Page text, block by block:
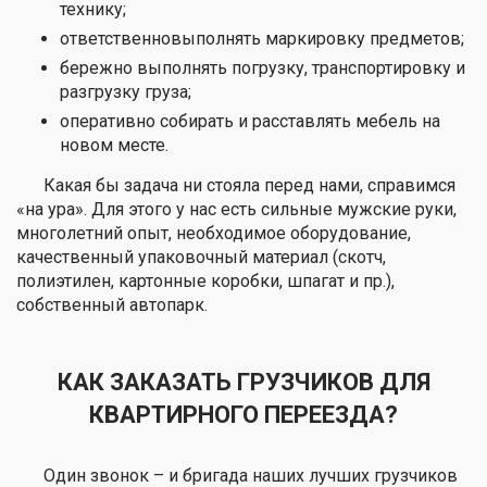
технику;
ответственновыполнять маркировку предметов;
бережно выполнять погрузку, транспортировку и
разгрузку груза;
оперативно собирать и расставлять мебель на
новом месте.
Какая бы задача ни стояла перед нами, справимся
«на ура». Для этого у нас есть сильные мужские руки,
многолетний опыт, необходимое оборудование,
качественный упаковочный материал (скотч,
полиэтилен, картонные коробки, шпагат и пр.),
собственный автопарк.
КАК ЗАКАЗАТЬ ГРУЗЧИКОВ ДЛЯ
КВАРТИРНОГО ПЕРЕЕЗДА?
Один звонок – и бригада наших лучших грузчиков